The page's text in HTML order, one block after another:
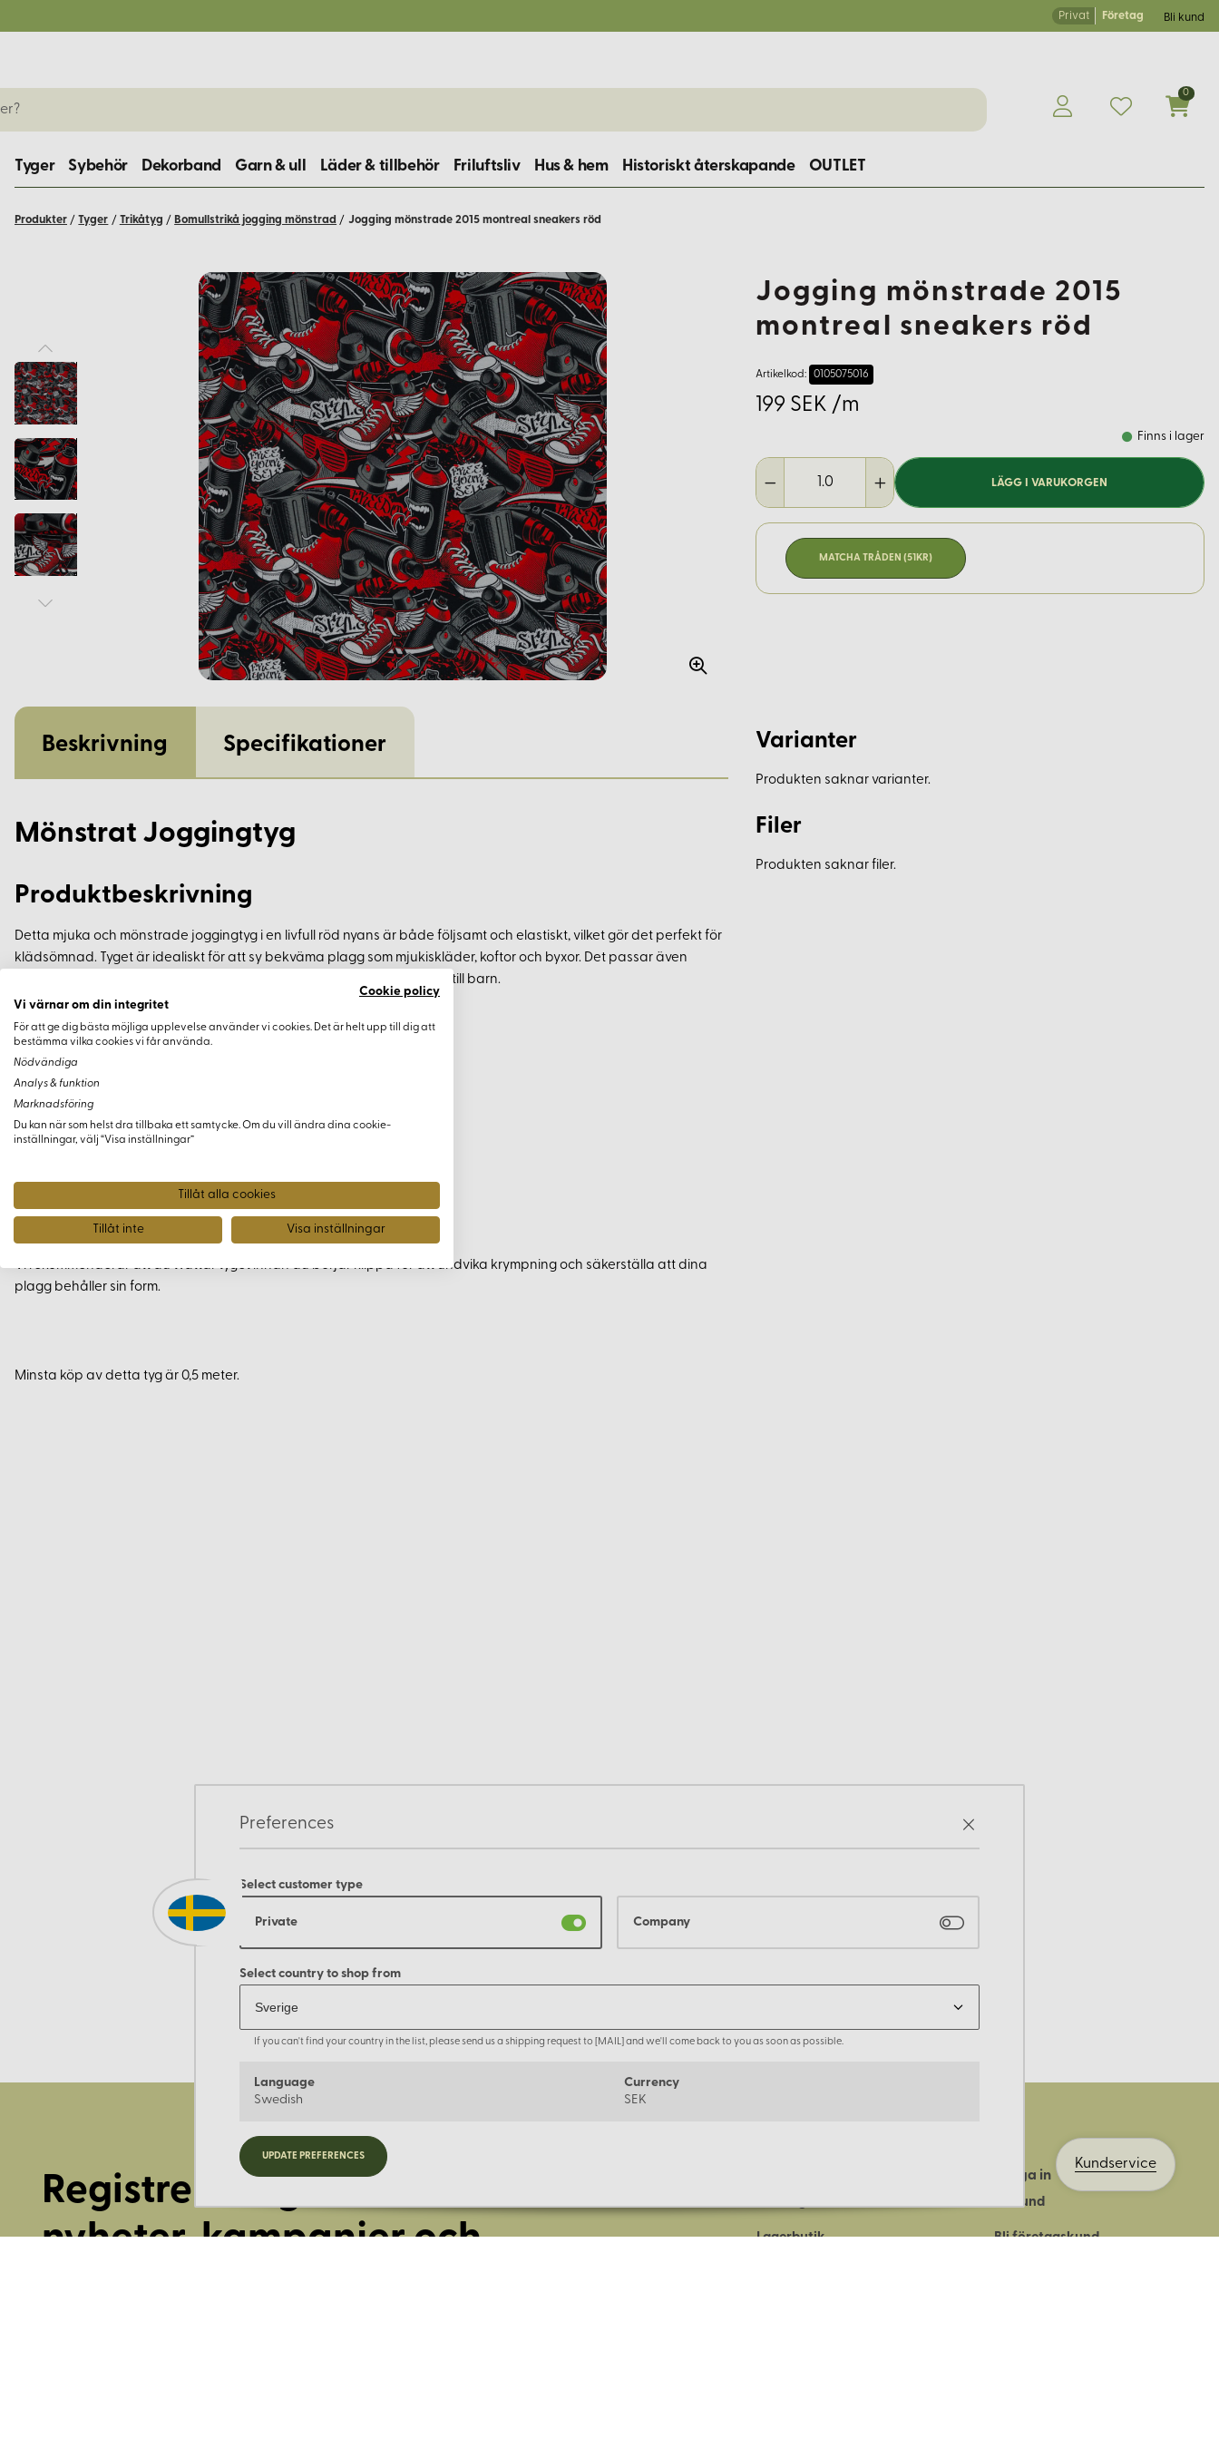
Kundservice
Preferences
Select customer type
Private Company
Select country to shop from
If you can't find your country in the list, please send us a shipping request to [MAIL] and we'll come back to you as soon as possible.
Language
Swedish
Currency
SEK
UPDATE PREFERENCES
Privat Företag Bli kund
0
Tyger Sybehör Dekorband Garn & ull Läder & tillbehör Friluftsliv Hus & hem Historiskt återskapande OUTLET
Produkter / Tyger / Trikåtyg / Bomullstrikå jogging mönstrad / Jogging mönstrade 2015 montreal sneakers röd
Jogging mönstrade 2015
montreal sneakers röd
Artikelkod: 0105075016
199 SEK /m
Finns i lager
LÄGG I VARUKORGEN
MATCHA TRÅDEN (51KR)
Beskrivning Specifikationer
Mönstrat Joggingtyg
Produktbeskrivning
Detta mjuka och mönstrade joggingtyg i en livfull röd nyans är både följsamt och elastiskt, vilket gör det perfekt för
klädsömnad. Tyget är idealiskt för att sy bekväma plagg som mjukiskläder, koftor och byxor. Det passar även
utmärkt för en liten jacka eller tröja till din hund, eller en skön mysdress till barn.
Specifikationer
Material:
Bredd:Cirka 160 cm
Vikt:Cirka 260 g/m²
Tvättråd och Tips
Vi rekommenderar att du tvättar tyget innan du börjar klippa för att undvika krympning och säkerställa att dina
plagg behåller sin form.
Minsta köp av detta tyg är 0,5 meter.
Varianter
Produkten saknar varianter.
Filer
Produkten saknar filer.
Registrera dig för
nyheter, kampanjer och
Företagets historia
Lagerbutik
Logga in
Bli kund
Bli företagskund
Cookie policy
Vi värnar om din integritet
För att ge dig bästa möjliga upplevelse använder vi cookies. Det är helt upp till dig att
bestämma vilka cookies vi får använda.
Nödvändiga
Analys & funktion
Marknadsföring
Du kan när som helst dra tillbaka ett samtycke. Om du vill ändra dina cookie-
inställningar, välj “Visa inställningar”
Tillåt alla cookies
Tillåt inte Visa inställningar